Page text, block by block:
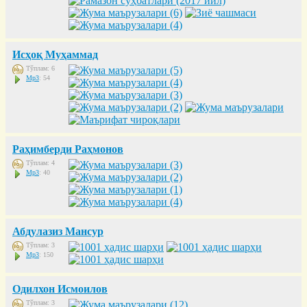
Исҳоқ Муҳаммад
Тўплам: 6
Mp3: 54
Раҳимберди Раҳмонов
Тўплам: 4
Mp3: 40
Абдулазиз Мансур
Тўплам: 3
Mp3: 150
Одилхон Исмоилов
Тўплам: 3